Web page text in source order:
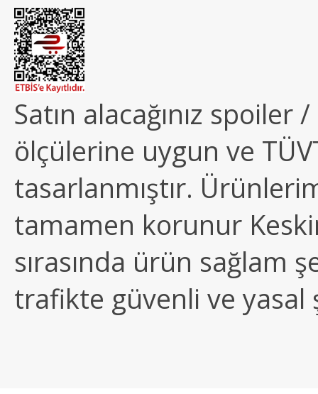
Satın alacağınız
ölçülerine uygun ve
tasarlanmıştır.
tamamen korunur
sırasında ürün sağlam
trafikte güvenli ve yasal